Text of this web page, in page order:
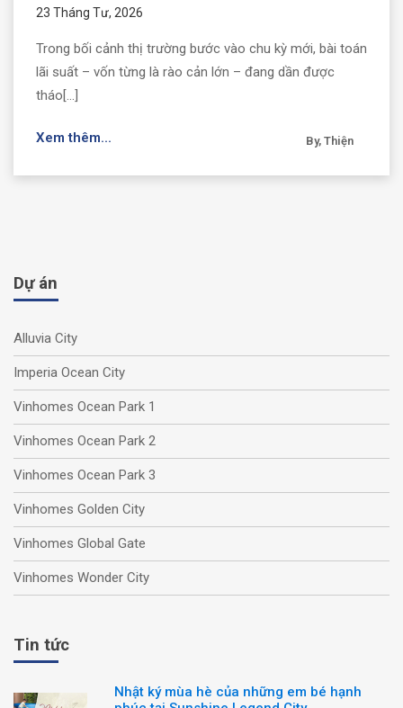
23 Tháng Tư, 2026
Trong bối cảnh thị trường bước vào chu kỳ mới, bài toán
lãi suất – vốn từng là rào cản lớn – đang dần được
tháo[...]
Xem thêm... By, Thiện
Dự án
Alluvia City
Imperia Ocean City
Vinhomes Ocean Park 1
Vinhomes Ocean Park 2
Vinhomes Ocean Park 3
Vinhomes Golden City
Vinhomes Global Gate
Vinhomes Wonder City
Tin tức
Nhật ký mùa hè của những em bé hạnh